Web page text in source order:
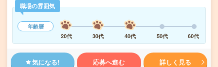
職場の雰囲気
年齢層
20代
30代 40代 50代 60代
気になる! 応募へ進む 詳しく見る